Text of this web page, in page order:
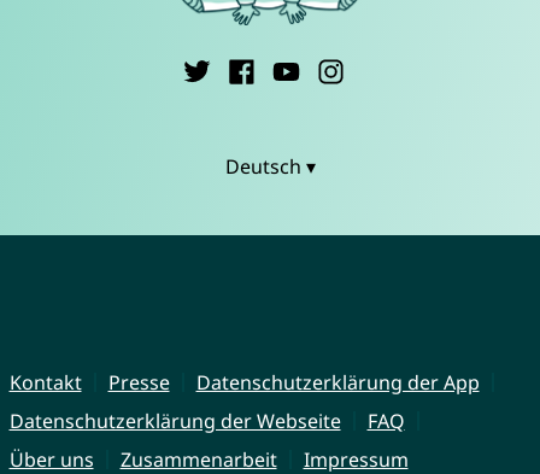
Deutsch ▾
Kontakt Presse
Datenschutzerklärung der App
Datenschutzerklärung der Webseite
FAQ
Über uns
Zusammenarbeit Impressum